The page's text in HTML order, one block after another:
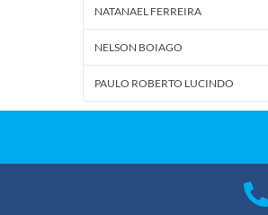
NATANAEL FERREIRA
NELSON BOIAGO
PAULO ROBERTO LUCINDO